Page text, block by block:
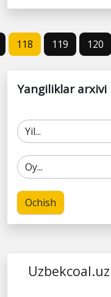
118 119 120
Yangiliklar arxivi
Ochish